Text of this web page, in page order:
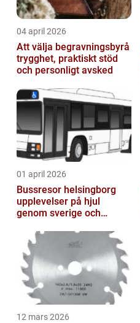
04 april 2026
Att välja begravningsbyrå
trygghet, praktiskt stöd
och personligt avsked
01 april 2026
Bussresor helsingborg
upplevelser på hjul
genom sverige och
12 mars 2026